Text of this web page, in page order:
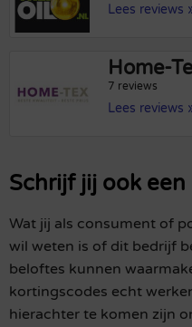
Lees reviews
Home-
7 reviews
Lees reviews
Schrijf jij ook een
Wat jij als consument of
wil weten is of dit bedrijf
beloftes kunnen
kortingscodes echt
hierachter te komen zijn